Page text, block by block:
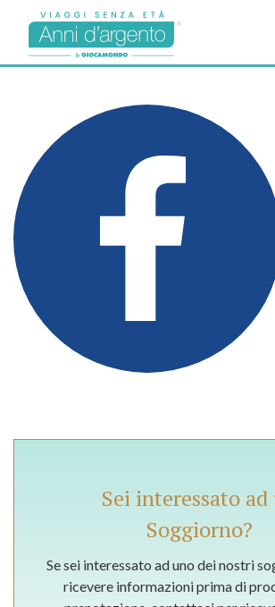
Sei interessato ad
Soggiorno?
Se sei interessato ad uno dei nostri
ricevere informazioni prima di